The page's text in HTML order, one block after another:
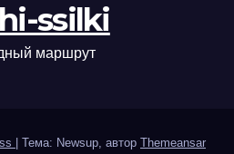
ssilki
маршрут
Тема: Newsup, автор Themeansar